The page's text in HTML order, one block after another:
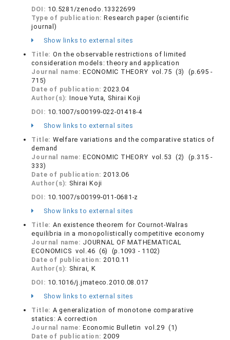
DOI: 10.5281/zenodo.13322699
Type of publication:Research paper (scientific
journal)
Show links to external sites
Title: On the observable restrictions of limited
consideration models: theory and application
Journal name:ECONOMIC THEORY vol.75 (3) (p.695 -
715)
Date of publication:2023.04
Author(s): Inoue Yuta, Shirai Koji
DOI: 10.1007/s00199-022-01418-4
Show links to external sites
Title: Welfare variations and the comparative statics of
demand
Journal name:ECONOMIC THEORY vol.53 (2) (p.315 -
333)
Date of publication:2013.06
Author(s): Shirai Koji
DOI: 10.1007/s00199-011-0681-z
Show links to external sites
Title: An existence theorem for Cournot-Walras
equilibria in a monopolistically competitive economy
Journal name: JOURNAL OF MATHEMATICAL
ECONOMICS vol.46 (6) (p.1093 - 1102)
Date of publication:2010.11
Author(s): Shirai, K
DOI: 10.1016/j.jmateco.2010.08.017
Show links to external sites
Title: A generalization of monotone comparative
statics: A correction
Journal name:Economic Bulletin vol.29 (1)
Date of publication:2009